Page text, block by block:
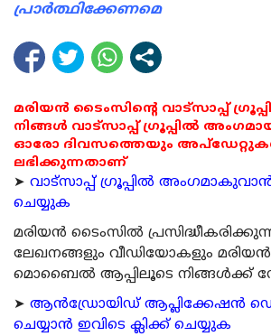
പ്രാര്‍ത്ഥിക്കേണമെ
മരിയൻ ടൈംസിന്റെ വാട്സാപ്പ്
നിങ്ങൾ വാട്സാപ്പ് ഗ്രൂപ്പിൽ
ഓരോ ദിവസത്തെയും
ലഭിക്കുന്നതാണ്
➤ വാട്സാപ്പ് ഗ്രൂപ്പിൽ അംഗമാകുവാൻ
ചെയ്യുക
മരിയന്‍ ടൈംസില്‍
ലേഖനങ്ങളും വീഡിയോകളും മരിയന്‍
മൊബൈല്‍ ആപ്പിലൂടെ നിങ്ങള്‍ക്ക്
➤ ആന്‍ഡ്രോയിഡ്
ചെയ്യാന്‍ ഇവിടെ ക്ലിക്ക് ചെയ്യുക